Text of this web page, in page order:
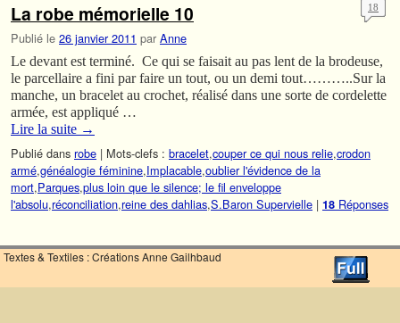
La robe mémorielle 10
Publié le 26 janvier 2011 par Anne
18
Le devant est terminé. Ce qui se faisait au pas lent de la brodeuse,
le parcellaire a fini par faire un tout, ou un demi tout………..Sur la
manche, un bracelet au crochet, réalisé dans une sorte de cordelette
armée, est appliqué …
Lire la suite →
Publié dans robe | Mots-clefs : bracelet,couper ce qui nous relie,crodon
armé,généalogie féminine,Implacable,oublier l'évidence de la
mort,Parques,plus loin que le silence; le fil enveloppe
l'absolu,réconciliation,reine des dahlias,S.Baron Supervielle | 18 Réponses
Textes & Textiles : Créations Anne Gailhbaud